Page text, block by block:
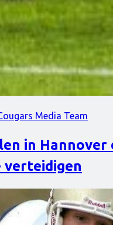
Media Team
in Hannover
verteidigen